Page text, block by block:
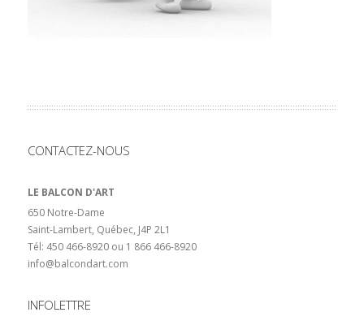
CONTACTEZ-NOUS
LE BALCON D'ART
650 Notre-Dame
Saint-Lambert, Québec, J4P 2L1
Tél: 450 466-8920 ou 1 866 466-8920
info@balcondart.com
INFOLETTRE